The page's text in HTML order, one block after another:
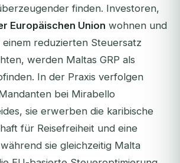
finden. Investoren,
Europäischen Union wohnen und
reduzierten Steuersatz
werden Maltas GRP als
In der Praxis verfolgen
bei Mirabello
sie erwerben die karibische
für Reisefreiheit und eine
sie gleichzeitig Malta